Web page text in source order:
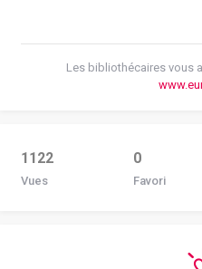
Les bibliothécaires vous
1122
Vues
0
Favori